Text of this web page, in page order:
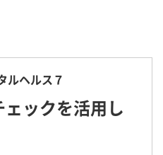
ルヘルス７
ックを活用し